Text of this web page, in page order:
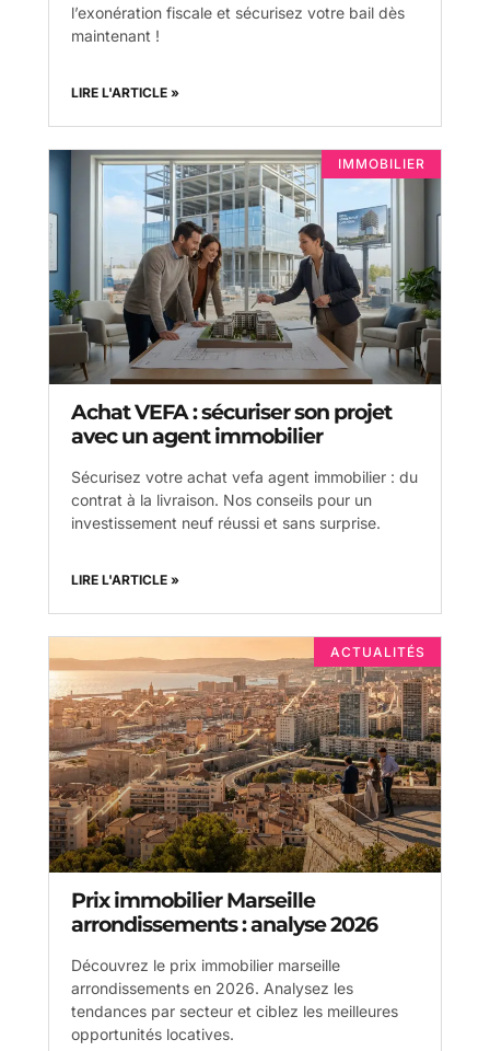
l’exonération fiscale et sécurisez votre bail dès
maintenant !
LIRE L'ARTICLE »
IMMOBILIER
Achat VEFA : sécuriser son projet
avec un agent immobilier
Sécurisez votre achat vefa agent immobilier : du
contrat à la livraison. Nos conseils pour un
investissement neuf réussi et sans surprise.
LIRE L'ARTICLE »
ACTUALITÉS
Prix immobilier Marseille
arrondissements : analyse 2026
Découvrez le prix immobilier marseille
arrondissements en 2026. Analysez les
tendances par secteur et ciblez les meilleures
opportunités locatives.